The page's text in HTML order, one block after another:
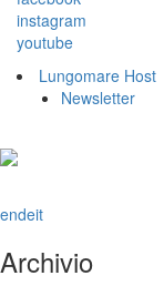
instagram
youtube
Lungomare Host
Newsletter
endeit
Archivio